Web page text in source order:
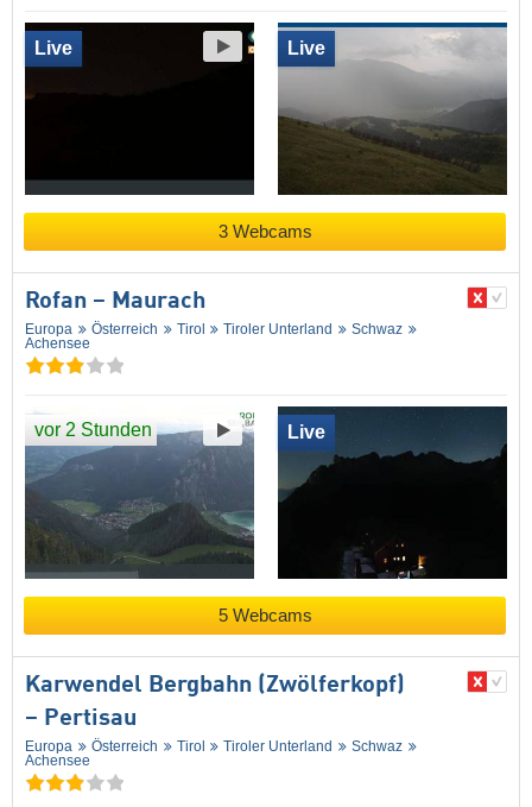
Live Live
3 Webcams
Rofan – Maurach
Europa Österreich Tirol Tiroler Unterland
Schwaz
Achensee
vor 2 Stunden Live
5 Webcams
Karwendel Bergbahn (Zwölferkopf)
– Pertisau
Europa Österreich Tirol Tiroler Unterland
Schwaz
Achensee